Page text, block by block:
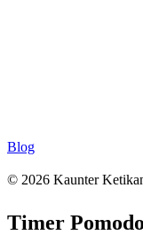
Blog
© 2026 Kaunter
Timer